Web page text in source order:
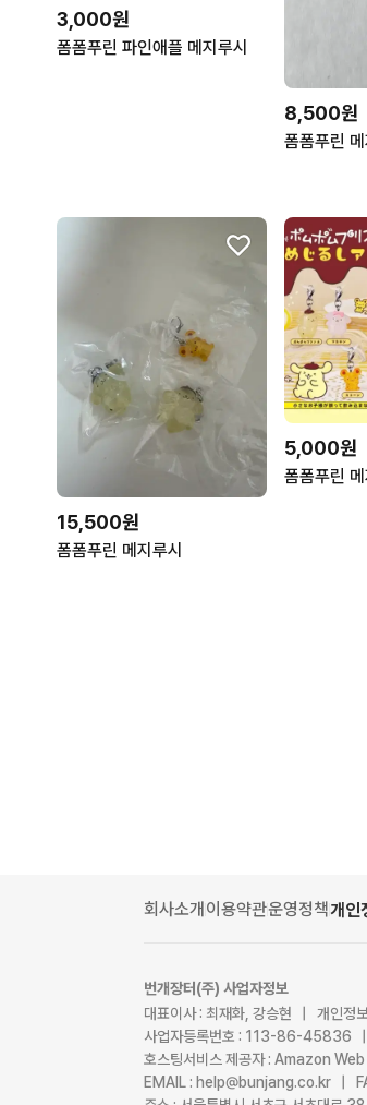
3,000원
폼폼푸린 파인애플 메지루시
8,500원
15,500원
폼폼푸린 메지루시
5,000원
폼폼푸린
회사소개이용약관운영정책개인
번개장터(주) 사업자정보
대표이사 : 최재화, 강승현 | 개인정
사업자등록번호 : 113-86-45836 |
호스팅서비스 제공자 : Amazon
EMAIL : help@bunjang.co.kr